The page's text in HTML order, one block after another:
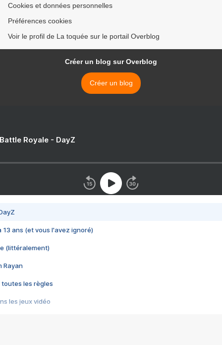
Cookies et données personnelles
Préférences cookies
Voir le profil de La toquée sur le portail Overblog
Créer un blog sur Overblog
Créer un blog
Royale - DayZ
13 ans (et vous l'avez ignoré)
(littéralement)
Rayan
toutes les règles
les jeux vidéo